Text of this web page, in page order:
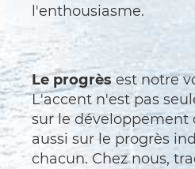
l'enthousiasme.
Le progrèsest notre
L'accent n'est pas
sur le développement
aussi sur le progrès
chacun. Chez nous,